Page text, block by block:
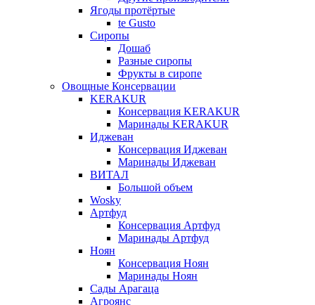
Ягоды протёртые
te Gusto
Сиропы
Дошаб
Разные сиропы
Фрукты в сиропе
Овощные Консервации
KERAKUR
Консервация KERAKUR
Маринады KERAKUR
Иджеван
Консервация Иджеван
Маринады Иджеван
ВИТАЛ
Большой объем
Wosky
Артфуд
Консервация Артфуд
Маринады Артфуд
Ноян
Консервация Ноян
Маринады Ноян
Сады Арагаца
Агроянс